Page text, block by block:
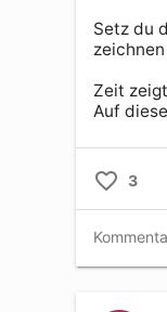
Setz du
Zeit
Auf
3